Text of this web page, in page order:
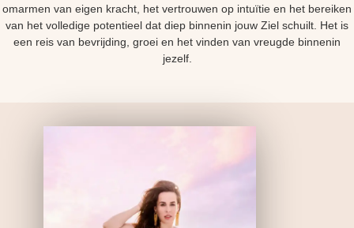
omarmen van eigen kracht, het vertrouwen op intuïtie en het bereiken
van het volledige potentieel dat diep binnenin jouw Ziel schuilt. Het is
een reis van bevrijding, groei en het vinden van vreugde binnenin
jezelf.